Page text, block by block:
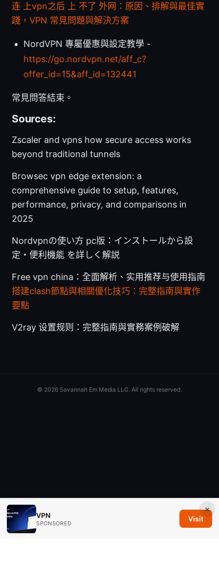
连 上vpn之后 上 不了 外网：原因、排解與最佳實
踐，VPN 常見問題與解決方案
NordVPN 專屬優惠與設定教學 -
https://go.nordvpn.net/aff_c?
offer_id=15&aff_id=132441
常見問答結束。
Sources:
Zscaler and vpns how secure access works
beyond traditional tunnels
Browsec vpn edge extension: a
comprehensive guide to setup, features,
performance, privacy, and comparisons in
2025
Nordvpnの使い方 pc版：インストールから設
定・便利機能 を詳しく解説
Free vpn china：全面解析、实用推荐与使用指南
搭建clash節點與相關優化技巧：完整指南與實作
要點
V2ray 设置规则：完整指南與實務案例破解
×
VPN
SPONSORED
Visit
© 2026 Savannah Em Media LLC. All rights reserved.